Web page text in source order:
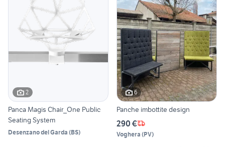
2
Panca Magis Chair_One Public
Seating System
Desenzano del Garda (BS)
6
Panche imbottite design
290 €
Voghera (PV)